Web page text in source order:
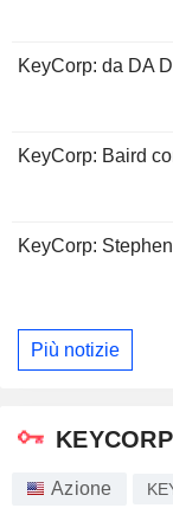
KeyCorp: da DA
KeyCorp: Baird
KeyCorp:
Più notizie
KEYCORP
Azione